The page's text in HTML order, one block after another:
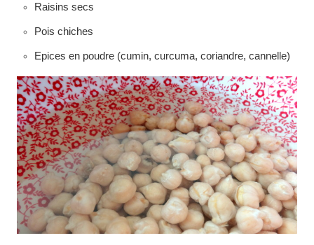
Raisins secs
Pois chiches
Epices en poudre (cumin, curcuma, coriandre, cannelle)